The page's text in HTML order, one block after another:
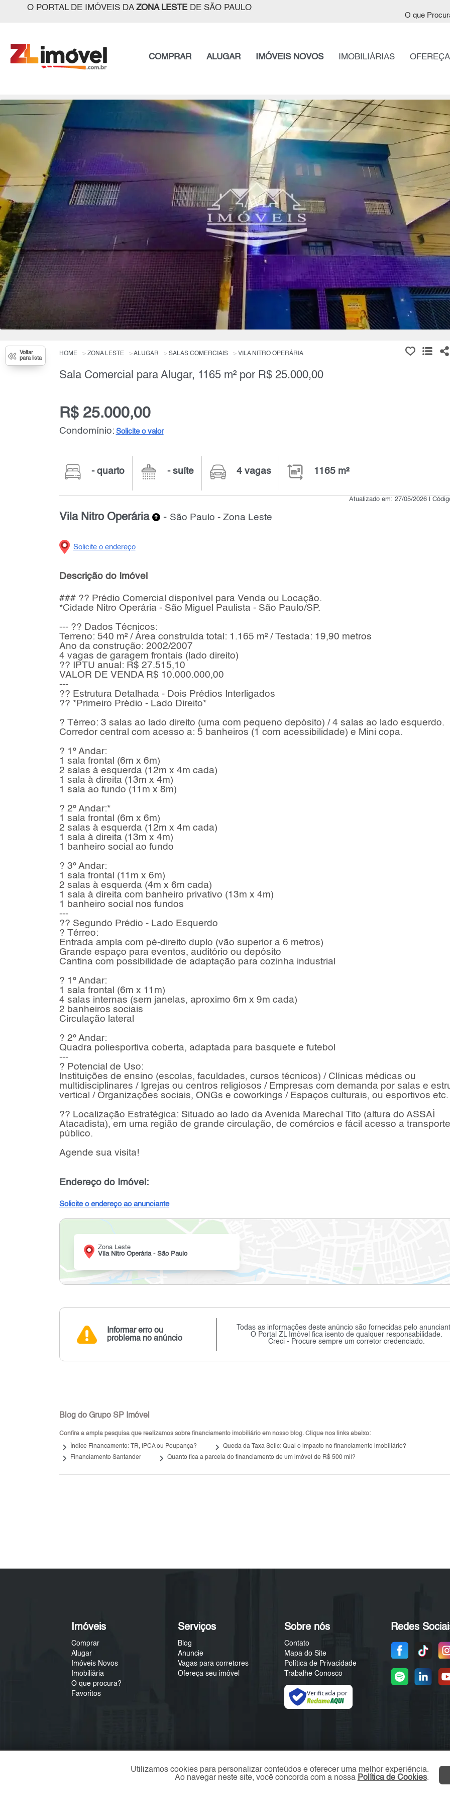
O PORTAL DE IMÓVEIS DA ZONA LESTEDE SÃO PAULO
O que
COMPRAR ALUGAR IMÓVEIS NOVOS IMOBILIÁRIAS
Voltar
para lista
HOME ZONA LESTE ALUGAR SALAS COMERCIAIS VILA NITRO OPERÁRIA
Sala Comercial para Alugar, 1165 m² por R$ 25.000,00
R$ 25.000,00
Condomínio: Solicite o valor
- quarto - suíte 4 vagas 1165 m²
Atualizado em: 27/05/2026 |
Vila Nitro Operária - São Paulo - Zona Leste
Solicite o endereço
Descrição do Imóvel
### ?? Prédio Comercial disponível para Venda ou Locação.
*Cidade Nitro Operária - São Miguel Paulista - São Paulo/SP.
--- ?? Dados Técnicos:
Terreno: 540 m² / Área construída total: 1.165 m² / Testada: 19,90 metros
Ano da construção: 2002/2007
4 vagas de garagem frontais (lado direito)
?? IPTU anual: R$ 27.515,10
VALOR DE VENDA R$ 10.000.000,00
---
?? Estrutura Detalhada - Dois Prédios Interligados
?? *Primeiro Prédio - Lado Direito*
? Térreo: 3 salas ao lado direito (uma com pequeno depósito) / 4 salas ao lado esquerdo.
Corredor central com acesso a: 5 banheiros (1 com acessibilidade) e Mini copa.
? 1º Andar:
1 sala frontal (6m x 6m)
2 salas à esquerda (12m x 4m cada)
1 sala à direita (13m x 4m)
1 sala ao fundo (11m x 8m)
? 2º Andar:*
1 sala frontal (6m x 6m)
2 salas à esquerda (12m x 4m cada)
1 sala à direita (13m x 4m)
1 banheiro social ao fundo
? 3º Andar:
1 sala frontal (11m x 6m)
2 salas à esquerda (4m x 6m cada)
1 sala à direita com banheiro privativo (13m x 4m)
1 banheiro social nos fundos
---
?? Segundo Prédio - Lado Esquerdo
? Térreo:
Entrada ampla com pé-direito duplo (vão superior a 6 metros)
Grande espaço para eventos, auditório ou depósito
Cantina com possibilidade de adaptação para cozinha industrial
? 1º Andar:
1 sala frontal (6m x 11m)
4 salas internas (sem janelas, aproximo 6m x 9m cada)
2 banheiros sociais
Circulação lateral
? 2º Andar:
Quadra poliesportiva coberta, adaptada para basquete e futebol
---
? Potencial de Uso:
Instituições de ensino (escolas, faculdades, cursos técnicos) / Clínicas médicas ou
multidisciplinares / Igrejas ou centros religiosos / Empresas com demanda por salas e
vertical / Organizações sociais, ONGs e coworkings / Espaços culturais, ou esportivos etc.
?? Localização Estratégica: Situado ao lado da Avenida Marechal Tito (altura do ASSAÍ
Atacadista), em uma região de grande circulação, de comércios e fácil acesso a transporte
público.
Agende sua visita!
Endereço do Imóvel:
Solicite o endereço ao anunciante
Zona Leste
Vila Nitro Operária - São Paulo
Informar erro ou
problema no anúncio
Todas as informações deste anúncio são fornecidas pelo
O Portal ZL Imóvel fica isento de qualquer responsabilidade.
Creci - Procure sempre um corretor credenciado.
Blog do Grupo SP Imóvel
Confira a ampla pesquisa que realizamos sobre financiamento imobiliário em nosso blog. Clique nos links abaixo:
keyboard_arrow_right Índice Financamento: TR, IPCA ou Poupança? keyboard_arrow_right Queda da Taxa Selic: Qual o impacto no financiamento imobiliário?
keyboard_arrow_right Financiamento Santander keyboard_arrow_right Quanto fica a parcela do financiamento de um imóvel de R$ 500 mil?
Imóveis
Comprar
Alugar
Imóveis Novos
Imobiliária
O que procura?
Favoritos
Serviços
Blog
Anuncie
Vagas para corretores
Ofereça seu imóvel
Sobre nós
Contato
Mapa do Site
Política de Privacidade
Trabalhe Conosco
Verificada por
Redes
Utilizamos cookies para personalizar conteúdos e oferecer uma melhor experiência.
Ao navegar neste site, você concorda com a nossa Política de Cookies.